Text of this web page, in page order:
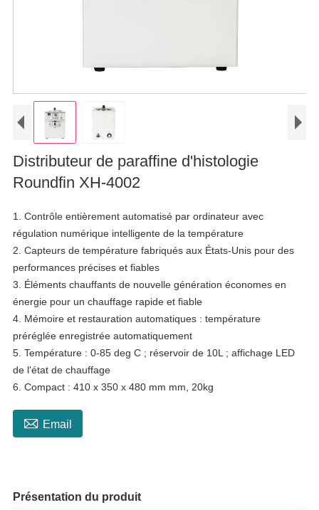
Distributeur de paraffine d'histologie
Roundfin XH-4002
1. Contrôle entièrement automatisé par ordinateur avec
régulation numérique intelligente de la température
2. Capteurs de température fabriqués aux États-Unis pour des
performances précises et fiables
3. Éléments chauffants de nouvelle génération économes en
énergie pour un chauffage rapide et fiable
4. Mémoire et restauration automatiques : température
préréglée enregistrée automatiquement
5. Température : 0-85 deg C ; réservoir de 10L ; affichage LED
de l'état de chauffage
6. Compact : 410 x 350 x 480 mm mm, 20kg
 Email
Présentation du produit